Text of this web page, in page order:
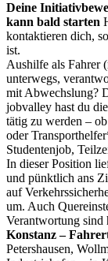
Deine
kann bald starten
kontaktieren dich,
ist.
Aushilfe als Fahrer
unterwegs,
mit Abwechslung?
jobvalley hast du
tätig zu werden –
oder
Studentenjob,
In dieser Position
und pünktlich ans
auf
um. Auch
Verantwortung
Konstanz –
Petershausen,